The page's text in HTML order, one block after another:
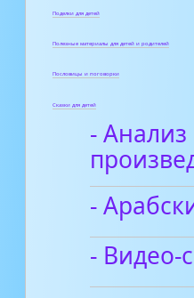
Поделки для детей
Полезные материалы для детей и родителей
Пословицы и поговорки
Сказки для детей
- Анализ
-
- Видео-